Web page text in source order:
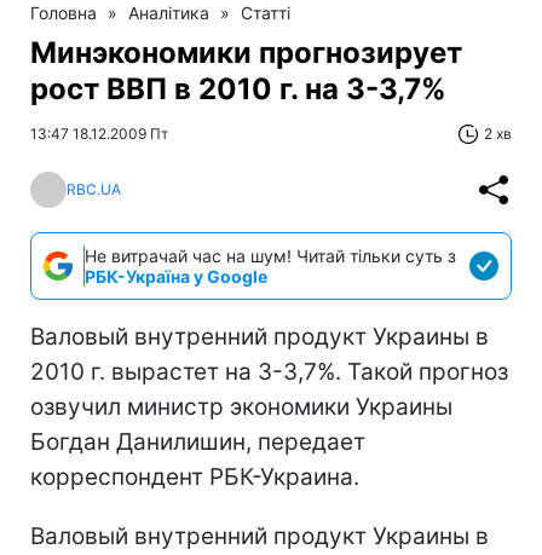
Головна » Аналітика » Статті
Минэкономики прогнозирует
рост ВВП в 2010 г. на 3-3,7%
13:47 18.12.2009 Пт 2 хв
RBC.UA
Не витрачай час на шум! Читай тільки суть з
РБК-Україна у Google
Валовый внутренний продукт Украины в
2010 г. вырастет на 3-3,7%. Такой прогноз
озвучил министр экономики Украины
Богдан Данилишин, передает
корреспондент РБК-Украина.
Валовый внутренний продукт Украины в